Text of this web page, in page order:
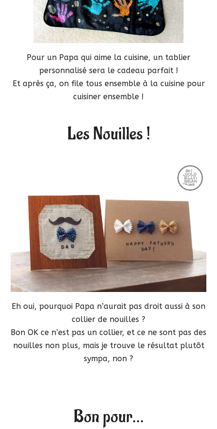
Pour un Papa qui aime la cuisine, un tablier
personnalisé sera le cadeau parfait !
Et après ça, on file tous ensemble à la cuisine pour
cuisiner ensemble !
Les Nouilles !
Eh oui, pourquoi Papa n’aurait pas droit aussi à son
collier de nouilles ?
Bon OK ce n’est pas un collier, et ce ne sont pas des
nouilles non plus, mais je trouve le résultat plutôt
sympa, non ?
Bon pour…